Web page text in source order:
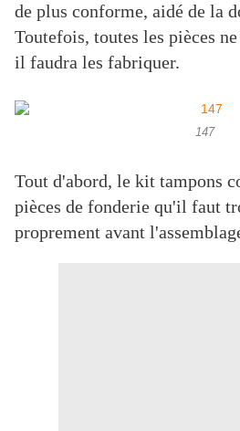
de plus conforme, aidé de la
Toutefois, toutes les pièces
il faudra les fabriquer.
147
Tout d'abord, le kit tampons
pièces de fonderie qu'il faut
proprement avant